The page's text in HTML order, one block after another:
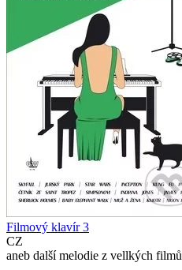
Filmový klavír 3
CZ
aneb další melodie z vellkých